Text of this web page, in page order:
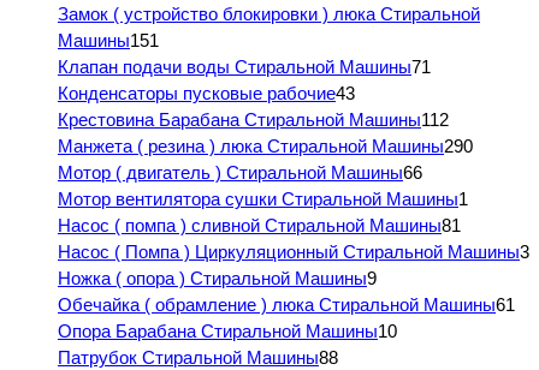
Замок ( устройство блокировки ) люка Стиральной
Машины151
Клапан подачи воды Стиральной Машины71
Конденсаторы пусковые рабочие43
Крестовина Барабана Стиральной Машины112
Манжета ( резина ) люка Стиральной Машины290
Мотор ( двигатель ) Стиральной Машины66
Мотор вентилятора сушки Стиральной Машины1
Насос ( помпа ) сливной Стиральной Машины81
Насос ( Помпа ) Циркуляционный Стиральной Машины3
Ножка ( опора ) Стиральной Машины9
Обечайка ( обрамление ) люка Стиральной Машины61
Опора Барабана Стиральной Машины10
Патрубок Стиральной Машины88